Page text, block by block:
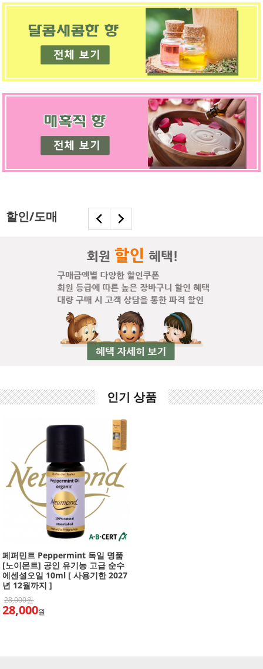
할인/도매
인기 상품
페퍼민트 Peppermint 독일 명품
[노이몬트] 공인 유기농 고급 순수
에센셜오일 10ml [ 사용기한 2027
년 12월까지 ]
28,000원
28,000원